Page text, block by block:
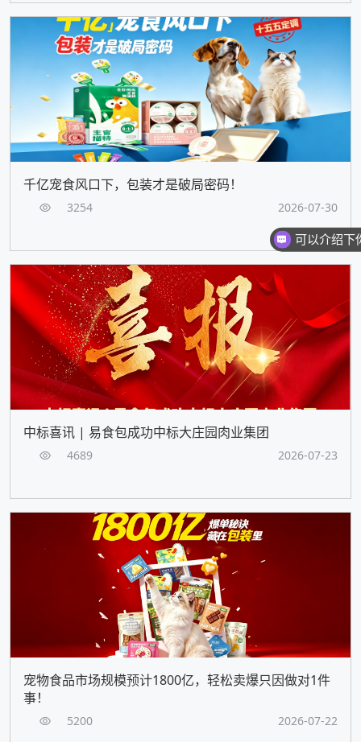
千亿宠食风口下，包装才是破局密码！
3254 2026-07-30
中标喜讯 | 易食包成功中标大庄园肉业集团
4689 2026-07-23
宠物食品市场规模预计1800亿，轻松卖爆只因做对1件
事！
5200 2026-07-22